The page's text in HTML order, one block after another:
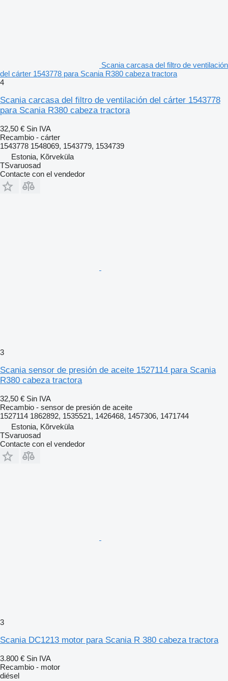
Scania carcasa del filtro de ventilación
del cárter 1543778 para Scania R380 cabeza tractora
4
Scania carcasa del filtro de ventilación del cárter 1543778
para Scania R380 cabeza tractora
32,50 € Sin IVA
Recambio - cárter
1543778 1548069, 1543779, 1534739
Estonia, Kõrveküla
TSvaruosad
Contacte con el vendedor
3
Scania sensor de presión de aceite 1527114 para Scania
R380 cabeza tractora
32,50 € Sin IVA
Recambio - sensor de presión de aceite
1527114 1862892, 1535521, 1426468, 1457306, 1471744
Estonia, Kõrveküla
TSvaruosad
Contacte con el vendedor
3
Scania DC1213 motor para Scania R 380 cabeza tractora
3.800 € Sin IVA
Recambio - motor
diésel